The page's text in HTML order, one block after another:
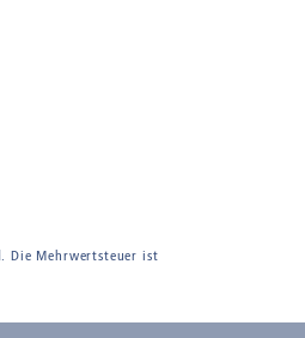
Die Mehrwertsteuer ist